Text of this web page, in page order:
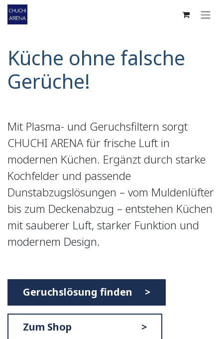
Zum Inhalt springen
Küche ohne falsche
Gerüche!
Mit Plasma- und Geruchsfiltern sorgt
CHUCHI ARENA für frische Luft in
modernen Küchen. Ergänzt durch starke
Kochfelder und passende
Dunstabzugslösungen – vom Muldenlüfter
bis zum Deckenabzug – entstehen Küchen
mit sauberer Luft, starker Funktion und
modernem Design.
Geruchslösung finden >
Zum Shop >